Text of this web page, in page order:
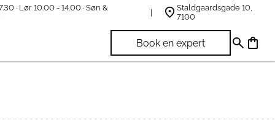
· Lør 10.00 - 14.00 · Søn &
Staldgaardsgade 10,
7100
Book en expert